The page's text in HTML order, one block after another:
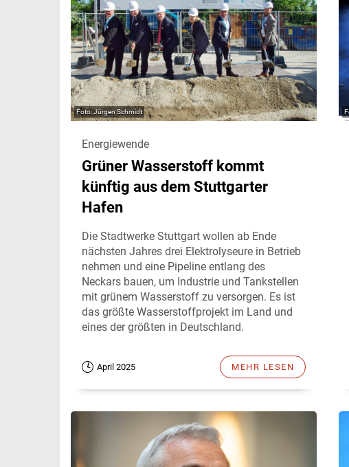
Jürgen Schmidt
Energiewende
Grüner Wasserstoff kommt
künftig aus dem Stuttgarter
Hafen
Die Stadtwerke Stuttgart wollen ab Ende
nächsten Jahres drei Elektrolyseure in Betrieb
nehmen und eine Pipeline entlang des
Neckars bauen, um Industrie und Tankstellen
mit grünem Wasserstoff zu versorgen. Es ist
das größte Wasserstoffprojekt im Land und
eines der größten in Deutschland.
April 2025 MEHR LESEN